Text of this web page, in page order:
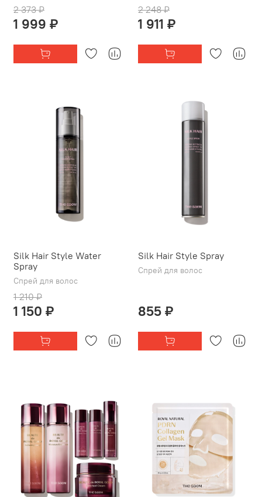
2 373 ₽
1 999 ₽
2 248 ₽
1 911 ₽
Silk Hair Style Water
Spray
Спрей для волос
1 210 ₽
1 150 ₽
Silk Hair Style Spray
Спрей для волос
855 ₽